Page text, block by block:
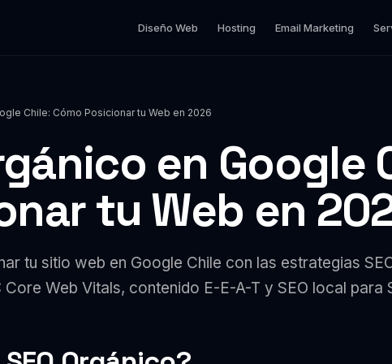
Diseño Web Hosting Email Marketing
Chile: Cómo Posicionar tu Web en 2026
en Google
tu Web en
tu sitio web en Google Chile con las estrategias
Web Vitals, contenido E-E-A-T y SEO local para